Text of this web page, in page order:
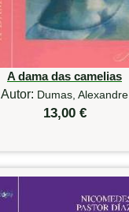
A dama das camelias
Autor: Dumas, Alexandre
13,00 €